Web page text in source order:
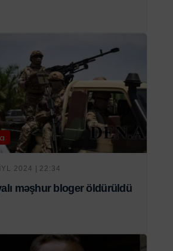
2024 | 22:34
məşhur bloger öldürüldü